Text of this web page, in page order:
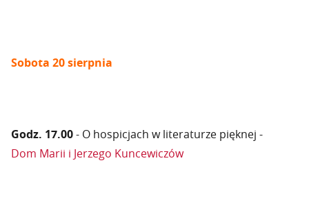
Sobota 20 sierpnia
Godz. 17.00- O hospicjach w literaturze pięknej -
Dom Marii i Jerzego Kuncewiczów